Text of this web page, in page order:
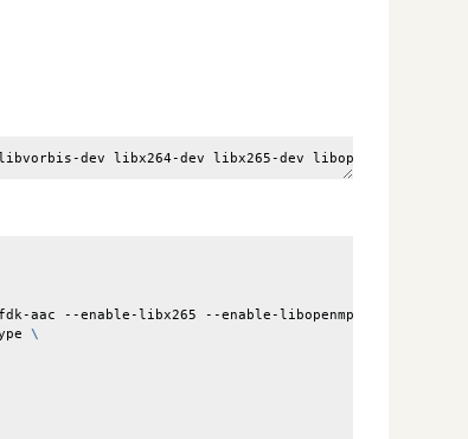
aac --enable-libx265 --enable-libopenmpt
\